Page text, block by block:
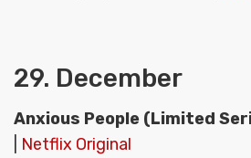
29. December
Anxious People (Limited
Netflix Original